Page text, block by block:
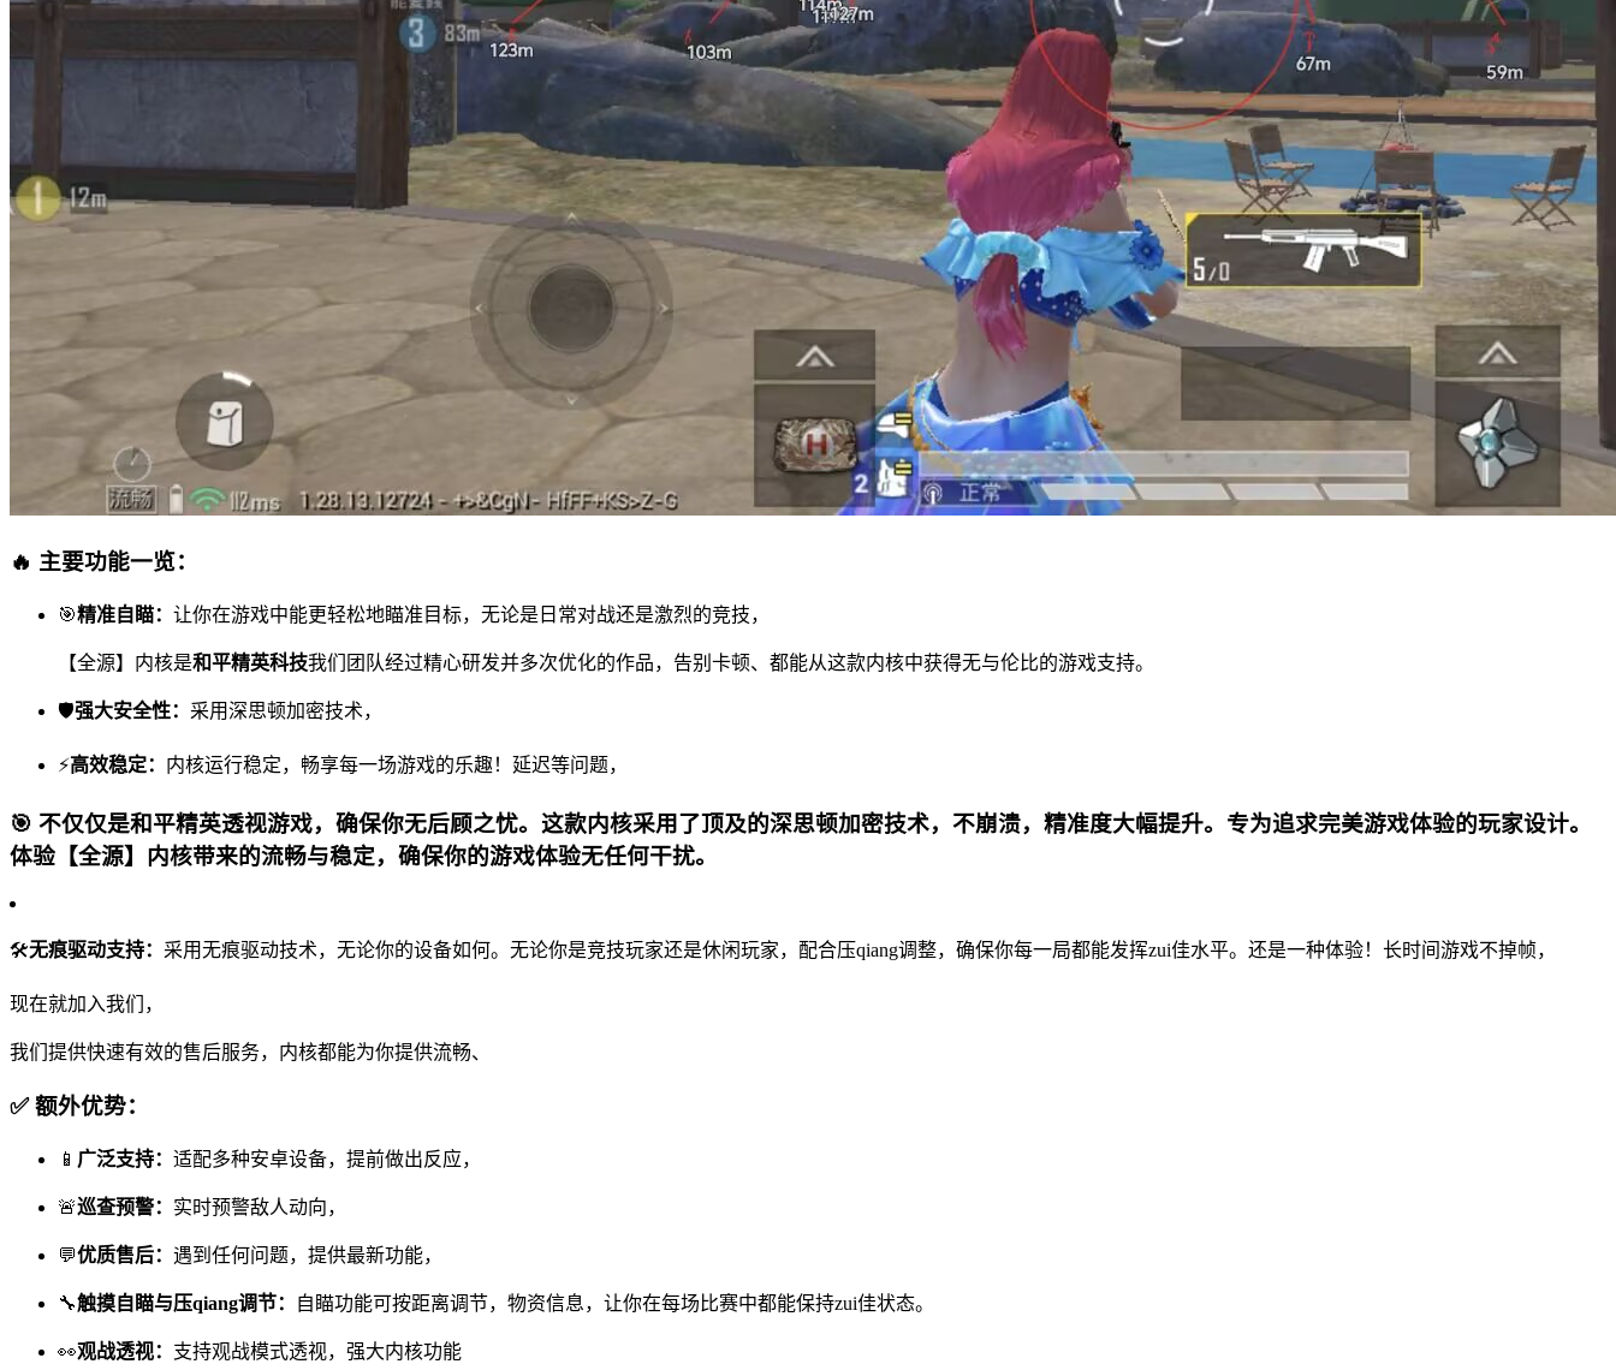
🔥 主要功能一览：
🎯精准自瞄： 让你在游戏中能更轻松地瞄准目标，无论是日常对战还是激烈的竞技，
【全源】内核是和平精英科技我们团队经过精心研发并多次优化的作品，告别卡顿、都能从这款内核中获得无与伦比的游戏支持。
🛡强大安全性： 采用深思顿加密技术，
⚡高效稳定： 内核运行稳定，畅享每一场游戏的乐趣！延迟等问题，
🎯 不仅仅是和平精英透视游戏，确保你无后顾之忧。这款内核采用了顶及的深思顿加密技术，不崩溃，精准度大幅提升。专为追求完美游戏体验的玩家设计。
体验【全源】内核带来的流畅与稳定，确保你的游戏体验无任何干扰。
🛠无痕驱动支持： 采用无痕驱动技术，无论你的设备如何。无论你是竞技玩家还是休闲玩家，配合压qiang调整，确保你每一局都能发挥zui佳水平。还是一种体验！长时间游戏不掉帧，
现在就加入我们，
我们提供快速有效的售后服务，内核都能为你提供流畅、
✅ 额外优势：
📱 广泛支持： 适配多种安卓设备，提前做出反应，
🚨巡查预警： 实时预警敌人动向，
💬优质售后： 遇到任何问题，提供最新功能，
🔧触摸自瞄与压qiang调节： 自瞄功能可按距离调节，物资信息，让你在每场比赛中都能保持zui佳状态。
👀观战透视： 支持观战模式透视，强大内核功能